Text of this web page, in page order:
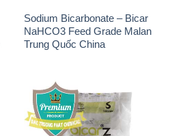
Sodium Bicarbonate – Bicar
NaHCO3 Feed Grade Malan
Trung Quốc China